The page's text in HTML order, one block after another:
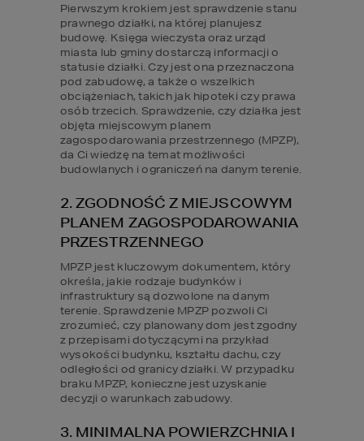
Pierwszym krokiem jest sprawdzenie stanu
prawnego działki, na której planujesz
budowę. Księga wieczysta oraz urząd
miasta lub gminy dostarczą informacji o
statusie działki. Czy jest ona przeznaczona
pod zabudowę, a także o wszelkich
obciążeniach, takich jak hipoteki czy prawa
osób trzecich. Sprawdzenie, czy działka jest
objęta miejscowym planem
zagospodarowania przestrzennego (MPZP),
da Ci wiedzę na temat możliwości
budowlanych i ograniczeń na danym terenie.
2. ZGODNOŚĆ Z MIEJSCOWYM
PLANEM ZAGOSPODAROWANIA
PRZESTRZENNEGO
MPZP jest kluczowym dokumentem, który
określa, jakie rodzaje budynków i
infrastruktury są dozwolone na danym
terenie. Sprawdzenie MPZP pozwoli Ci
zrozumieć, czy planowany dom jest zgodny
z przepisami dotyczącymi na przykład
wysokości budynku, kształtu dachu, czy
odległości od granicy działki. W przypadku
braku MPZP, konieczne jest uzyskanie
decyzji o warunkach zabudowy.
3. MINIMALNA POWIERZCHNIA I